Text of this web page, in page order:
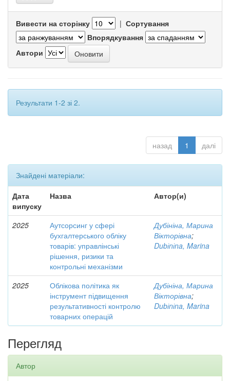
Вивести на сторінку | Сортування
Впорядкування
Автори
Результати 1-2 зі 2.
назад 1 далі
Знайдені матеріали:
Дата
випуску
Назва Автор(и)
2025
Аутсорсинг у сфері
бухгалтерського обліку
товарів: управлінські
рішення, ризики та
контрольні механізми
Дубініна, Марина
Вікторівна;
Dubіnіna, Marina
2025
Облікова політика як
інструмент підвищення
результативності контролю
товарних операцій
Дубініна, Марина
Вікторівна;
Dubіnіna, Marina
Перегляд
Автор